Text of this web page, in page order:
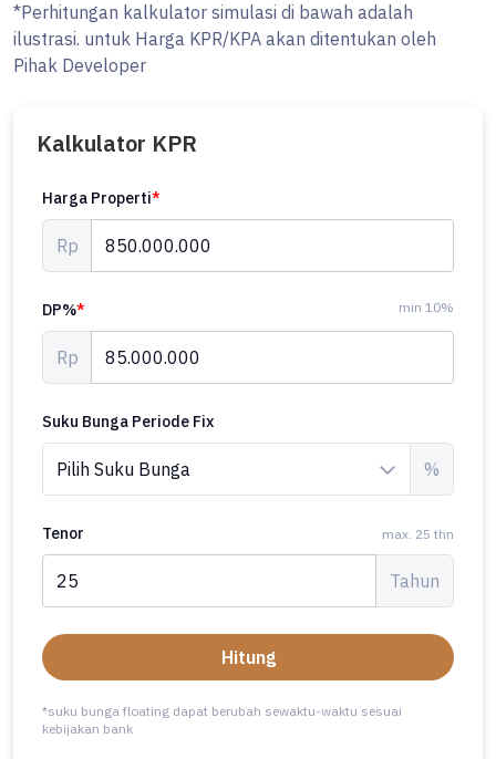
*Perhitungan kalkulator simulasi di bawah adalah
ilustrasi. untuk Harga KPR/KPA akan ditentukan oleh
Pihak Developer
Kalkulator KPR
Harga Properti*
Rp
DP%* min 10%
Rp
Suku Bunga Periode Fix
%
Tenor max. 25 thn
Tahun
Hitung
*suku bunga floating dapat berubah sewaktu-waktu sesuai
kebijakan bank